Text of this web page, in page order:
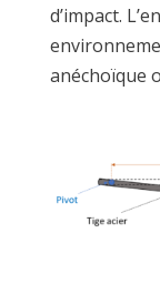
d’impact.
anéchoïque